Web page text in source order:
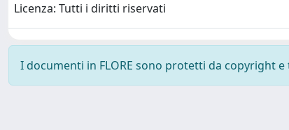
Licenza: Tutti i diritti riservati
I documenti in FLORE sono protetti da copyright